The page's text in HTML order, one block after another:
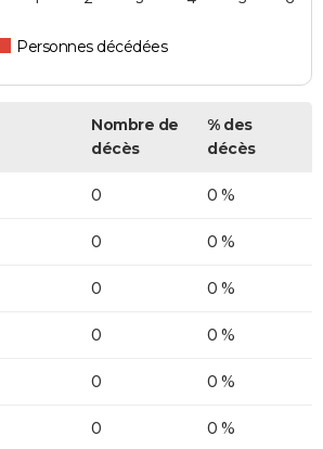
Personnes décédées
Nombre de
décès
% des
décès
0 0 %
0 0 %
0 0 %
0 0 %
0 0 %
0 0 %